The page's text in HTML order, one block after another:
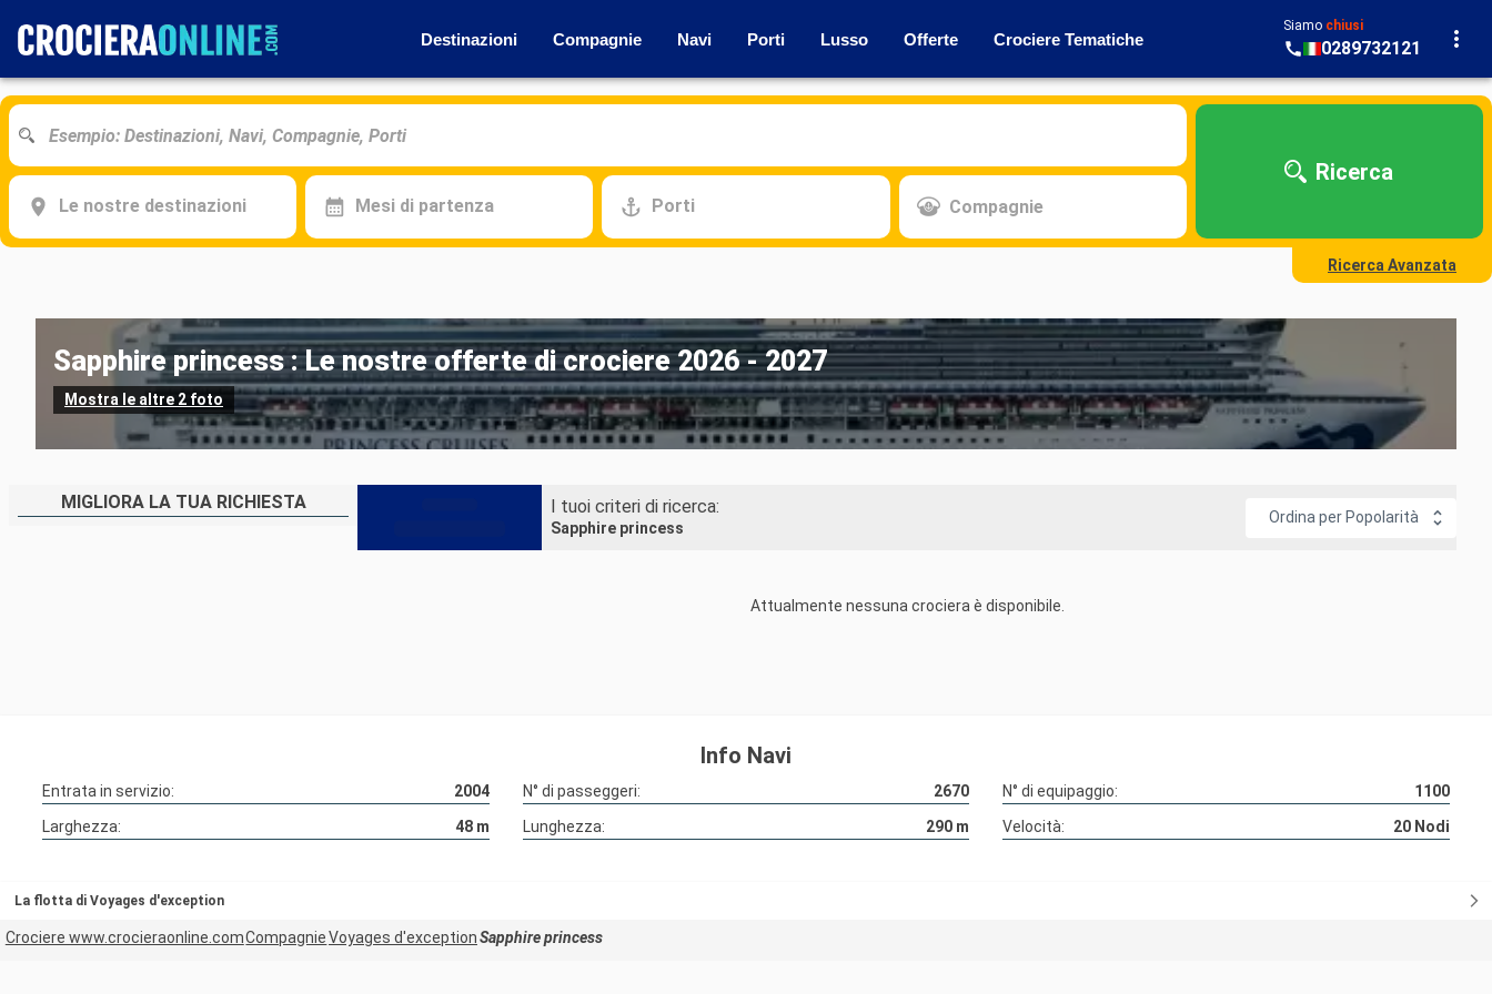
Destinazioni Compagnie Navi Porti Lusso Offerte Crociere Tematiche
Siamo chiusi
0289732121
Le nostre destinazioni Mesi di partenza Porti Compagnie
Ricerca
Ricerca Avanzata
Sapphire princess : Le nostre offerte di crociere 2026 - 2027
Mostra le altre 2 foto
MIGLIORA LA TUA RICHIESTA I tuoi criteri di ricerca:
Sapphire princess
Ordina per Popolarità
Attualmente nessuna crociera è disponibile.
Info Navi
Entrata in servizio: 2004 N° di passeggeri: 2670 N° di equipaggio:
1100
Larghezza:
48m Lunghezza: 290 m Velocità: 20 Nodi
La flotta di Voyages d'exception
Crociere www.crocieraonline.comCompagnieVoyages d'exceptionSapphire princess